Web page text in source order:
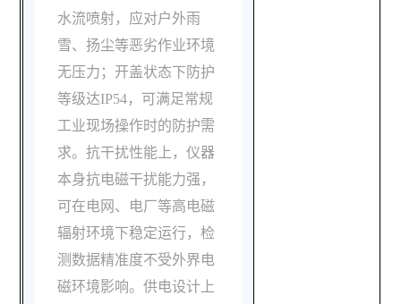
水流喷射，应对户外雨
雪、扬尘等恶劣作业环境
无压力；开盖状态下防护
等级达IP54，可满足常规
工业现场操作时的防护需
求。抗干扰性能上，仪器
本身抗电磁干扰能力强，
可在电网、电厂等高电磁
辐射环境下稳定运行，检
测数据精准度不受外界电
磁环境影响。供电设计上